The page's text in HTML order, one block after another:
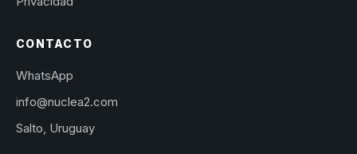
CONTACTO
WhatsApp
info@nuclea2.com
Salto, Uruguay